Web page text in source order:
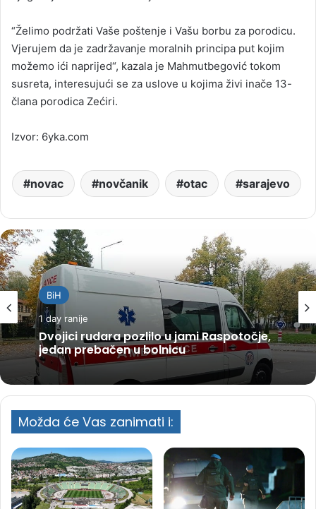
“Želimo podržati Vaše poštenje i Vašu borbu za porodicu.
Vjerujem da je zadržavanje moralnih principa put kojim
možemo ići naprijed“, kazala je Mahmutbegović tokom
susreta, interesujući se za uslove u kojima živi inače 13-
člana porodica Zećiri.
Izvor: 6yka.com
novac novčanik otac sarajevo
BiH
1 day ranije
Dvojici rudara pozlilo u jami Raspotočje,
jedan prebačen u bolnicu
Možda će Vas zanimati i: